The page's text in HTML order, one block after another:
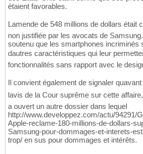
étaient favorables.
Lamende de 548 millions de dollars était
non justifiée par les avocats de
soutenu que les smartphones incriminés
dautres caractéristiques qui leur
fonctionnalités sans rapport avec le
Il convient également de signaler
lavis de la Cour suprême sur cette
a ouvert un autre dossier dans lequel
http://www.developpez.com/actu/94291/
Apple-reclame-180-millions-de-dollars-
Samsung-pour-dommages-et-interets-
trop/ en sus pour dommages et intérêts.